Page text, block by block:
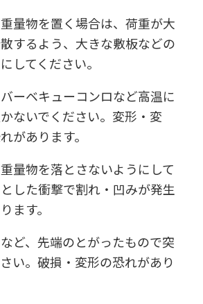
量物を置く場合は、荷重が大
するよう、大きな敷板などの
してください。
ーベキューコンロなど高温に
ないでください。変形・変
があります。
量物を落とさないようにして
した衝撃で割れ・凹みが発生
ます。
ど、先端のとがったもので突
い。破損・変形の恐れがあり